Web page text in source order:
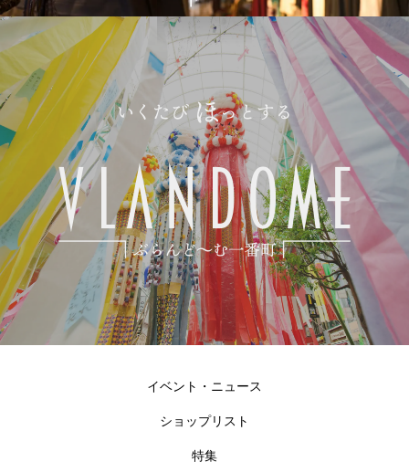
イベント・ニュース
ショップリスト
特集